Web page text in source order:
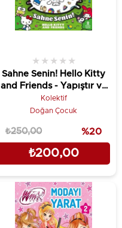
Sahne Senin! Hello Kitty
and Friends - Yapıştır ve
Oyna! + 100 Çıkartma
★ ★ ★ ★ ★
Kolektif
Doğan Çocuk
₺200,00
₺250,00 %20